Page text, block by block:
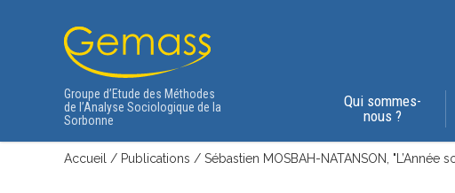
Groupe d’Etude des Méthodes
de l’Analyse Sociologique de la
Sorbonne
Qui sommes-
nous ?
Accueil / Publications / Sébastien MOSBAH-NATANSON,